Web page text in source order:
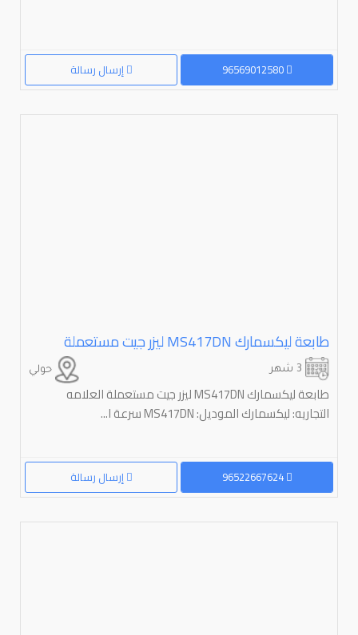
إرسال رسالة 96569012580
طابعة ليكسمارك ⁦⁦MS417DN⁩⁩ ليزر جيت مستعملة
حولي
طابعة ليكسمارك MS417DN ليزر جيت مستعملة العلامه
التجاريه: ليكسمارك الموديل: MS417DN سرعة ا...
إرسال رسالة 96522667624